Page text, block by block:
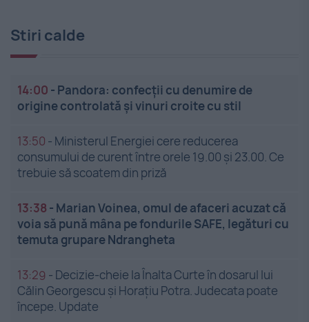
Stiri calde
14:00 - Pandora: confecții cu denumire de
origine controlată și vinuri croite cu stil
13:50 - Ministerul Energiei cere reducerea
consumului de curent între orele 19.00 și 23.00. Ce
trebuie să scoatem din priză
13:38 - Marian Voinea, omul de afaceri acuzat că
voia să pună mâna pe fondurile SAFE, legături cu
temuta grupare Ndrangheta
13:29 - Decizie-cheie la Înalta Curte în dosarul lui
Călin Georgescu și Horațiu Potra. Judecata poate
începe. Update